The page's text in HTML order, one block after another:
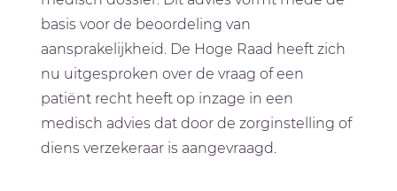
basis voor de beoordeling van
aansprakelijkheid. De Hoge Raad heeft zich
nu uitgesproken over de vraag of een
patiënt recht heeft op inzage in een
medisch advies dat door de zorginstelling of
diens verzekeraar is aangevraagd.